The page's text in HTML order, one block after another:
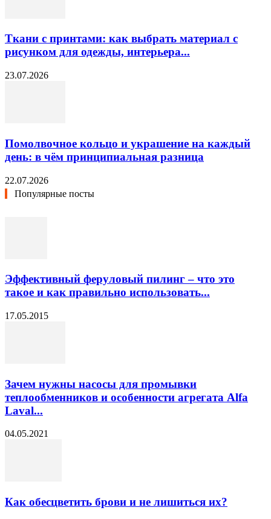
Ткани с принтами: как выбрать материал с
рисунком для одежды, интерьера...
23.07.2026
Помолвочное кольцо и украшение на каждый
день: в чём принципиальная разница
22.07.2026
Популярные посты
Эффективный феруловый пилинг – что это
такое и как правильно использовать...
17.05.2015
Зачем нужны насосы для промывки
теплообменников и особенности агрегата Alfa
Laval...
04.05.2021
Как обесцветить брови и не лишиться их?